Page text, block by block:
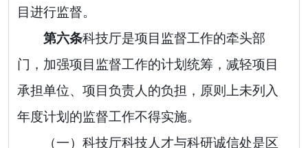
目进行监督。
第六条科技厅是项目监督工作的牵头部
门， 加强项目监督工作的计划统筹， 减轻项目
承担单位、项目负责人的负担，原则上未列入
年度计划的监督工作不得实施。
（一）科技厅科技人才与科研诚信处是区